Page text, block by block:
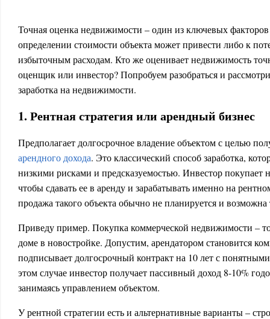
Точная оценка недвижимости – один из ключевых
определении стоимости объекта может привести либо к
избыточным расходам. Кто же оценивает недвижимость
оценщик или инвестор? Попробуем разобраться и
заработка на недвижимости.
1. Рентная стратегия или арендный бизнес
Предполагает долгосрочное владение объектом с целью
арендного дохода. Это классический способ заработка,
низкими рисками и предсказуемостью. Инвестор покупает
чтобы сдавать ее в аренду и зарабатывать именно на
продажа такого объекта обычно не планируется и возможна
Приведу пример. Покупка коммерческой недвижимости –
доме в новостройке. Допустим, арендатором становится
подписывает долгосрочный контракт на 10 лет с
этом случае инвестор получает пассивный доход 8-10%
занимаясь управлением объектом.
У рентной стратегии есть и альтернативные варианты –